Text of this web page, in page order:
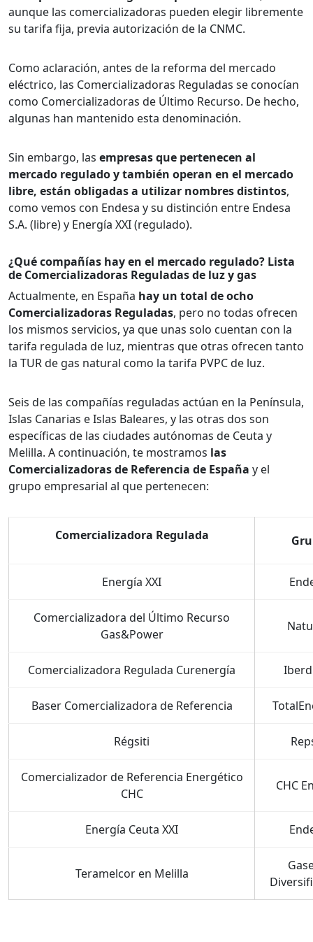
aunque las comercializadoras pueden elegir libremente
su tarifa fija, previa autorización de la CNMC.
Como aclaración, antes de la reforma del mercado
eléctrico, las Comercializadoras Reguladas se conocían
como Comercializadoras de Último Recurso. De hecho,
algunas han mantenido esta denominación.
Sin embargo, las empresas que pertenecen al
mercado regulado y también operan en el mercado
libre, están obligadas a utilizar nombres distintos,
como vemos con Endesa y su distinción entre Endesa
S.A. (libre) y Energía XXI (regulado).
¿Qué compañías hay en el mercado regulado? Lista
de Comercializadoras Reguladas de luz y gas
Actualmente, en España hay un total de ocho
Comercializadoras Reguladas, pero no todas ofrecen
los mismos servicios, ya que unas solo cuentan con la
tarifa regulada de luz, mientras que otras ofrecen tanto
la TUR de gas natural como la tarifa PVPC de luz.
Seis de las compañías reguladas actúan en la Península,
Islas Canarias e Islas Baleares, y las otras dos son
específicas de las ciudades autónomas de Ceuta y
Melilla. A continuación, te mostramos las
Comercializadoras de Referencia de España y el
grupo empresarial al que pertenecen:
Comercializadora Regulada
Energía XXI
Comercializadora del Último Recurso
Gas&Power
Comercializadora Regulada Curenergía
Baser Comercializadora de Referencia
Régsiti
Comercializador de Referencia Energético
CHC
CHC
Energía Ceuta XXI
Teramelcor en Melilla